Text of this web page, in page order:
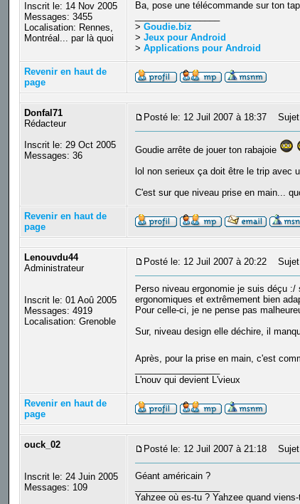
Inscrit le: 14 Nov 2005
Messages: 3455
Localisation: Rennes,
Montréal... par là quoi
Ba, pose une télécommande sur ton
> Goudie.biz
> Jeux pour Android
> Applications pour Android
Revenir en haut de
page
Donfal71
Rédacteur
Inscrit le: 29 Oct 2005
Messages: 36
Posté le: 12 Juil 2007 à 18:37 Sujet
Goudie arrête de jouer ton rabajoie
lol non serieux ça doit être le trip avec
C'est sur que niveau prise en main...
Revenir en haut de
page
Lenouvdu44
Administrateur
Inscrit le: 01 Aoû 2005
Messages: 4919
Localisation: Grenoble
Posté le: 12 Juil 2007 à 20:22 Sujet
Perso niveau ergonomie je suis déçu
ergonomiques et extrêmement bien
Pour celle-ci, je ne pense pas
Sur, niveau design elle déchire, il
Après, pour la prise en main, c'est
L'nouv qui devient L'vieux
Revenir en haut de
page
ouck_02
Inscrit le: 24 Juin 2005
Messages: 109
Posté le: 12 Juil 2007 à 21:18 Sujet
Géant américain ?
Yahzee où es-tu ? Yahzee quand